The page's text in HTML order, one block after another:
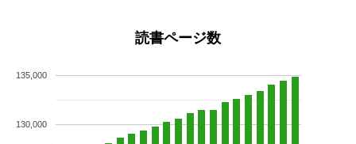
読書ページ数
130,000
135,000